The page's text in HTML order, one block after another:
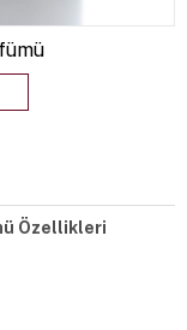
Özellikleri